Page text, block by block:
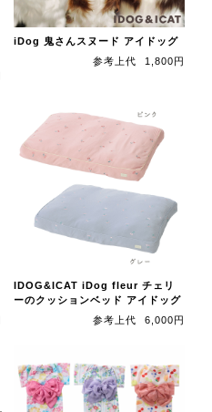
iDog 鬼さんスヌード アイドッグ
参考上代
1,800円
IDOG&ICAT iDog fleur チェリ
ーのクッションベッド アイドッグ
参考上代
6,000円